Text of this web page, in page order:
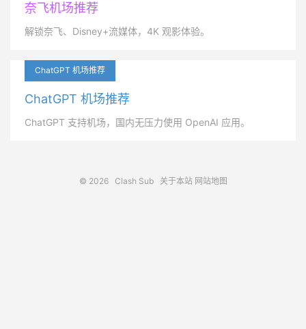
奈飞机场推荐
解锁奈飞、Disney+流媒体，4K 观影体验。
ChatGPT 机场推荐
ChatGPT 机场推荐
ChatGPT 支持机场，国内无压力使用 OpenAI 应用。
© 2026 Clash Sub 关于本站 网站地图